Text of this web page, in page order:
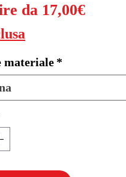
da 17,00€Prezzo
materiale *